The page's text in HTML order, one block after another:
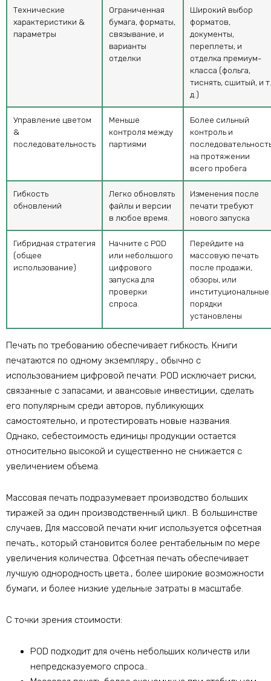
Технические
характеристики &
параметры
Ограниченная
бумага, форматы,
связывание, и
варианты
отделки
Широкий выбор
форматов,
документы,
переплеты, и
отделка премиум-
класса (фольга,
тиснять, сшитый, и т.
д.)
Управление цветом
&
последовательность
Меньше
контроля между
партиями
Более сильный
контроль и
на протяжении
всего пробега
Гибкость
обновлений
Легко обновлять
файлы и версии
в любое время.
Изменения после
печати требуют
нового запуска
Гибридная стратегия
(общее
использование)
Начните с POD
или небольшого
цифрового
запуска для
проверки
спроса.
Перейдите на
массовую печать
после продажи,
обзоры, или
институциональные
порядки
установлены
Печать по требованию обеспечивает гибкость. Книги
печатаются по одному экземпляру., обычно с
использованием цифровой печати. POD исключает риски,
связанные с запасами, и авансовые инвестиции, сделать
его популярным среди авторов, публикующих
самостоятельно, и протестировать новые названия.
Однако, себестоимость единицы продукции остается
относительно высокой и существенно не снижается с
увеличением объема.
Массовая печать подразумевает производство больших
тиражей за один производственный цикл.. В большинстве
случаев, Для массовой печати книг используется офсетная
печать., который становится более рентабельным по мере
увеличения количества. Офсетная печать обеспечивает
лучшую однородность цвета., более широкие возможности
бумаги, и более низкие удельные затраты в масштабе.
С точки зрения стоимости:
POD подходит для очень небольших количеств или
непредсказуемого спроса..